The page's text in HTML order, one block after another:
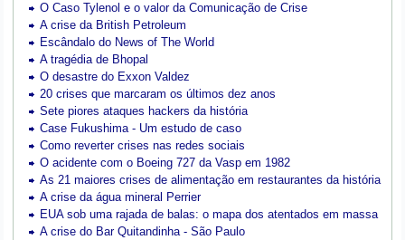
O Caso Tylenol e o valor da Comunicação de Crise
A crise da British Petroleum
Escândalo do News of The World
A tragédia de Bhopal
O desastre do Exxon Valdez
20 crises que marcaram os últimos dez anos
Sete piores ataques hackers da história
Case Fukushima - Um estudo de caso
Como reverter crises nas redes sociais
O acidente com o Boeing 727 da Vasp em 1982
As 21 maiores crises de alimentação em restaurantes da história
A crise da água mineral Perrier
EUA sob uma rajada de balas: o mapa dos atentados em massa
A crise do Bar Quitandinha - São Paulo